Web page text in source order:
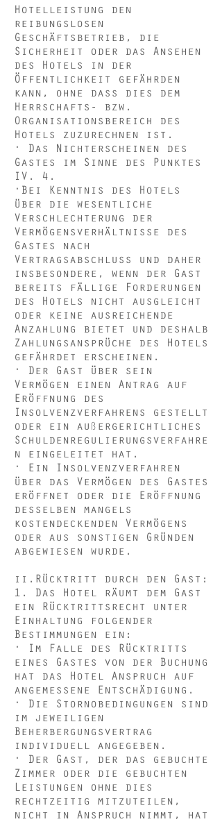
Hotelleistung den
reibungslosen
Geschäftsbetrieb, die
Sicherheit oder das Ansehen
des Hotels in der
Öffentlichkeit gefährden
kann, ohne dass dies dem
Herrschafts- bzw.
Organisationsbereich des
Hotels zuzurechnen ist.
· Das Nichterscheinen des
Gastes im Sinne des Punktes
IV.
4.
·Bei Kenntnis des Hotels
über die wesentliche
Verschlechterung der
Vermögensverhältnisse des
Gastes nach
Vertragsabschluss und daher
insbesondere, wenn der Gast
bereits fällige Forderungen
des Hotels nicht ausgleicht
oder keine ausreichende
Anzahlung bietet und deshalb
Zahlungsansprüche des Hotels
gefährdet erscheinen.
· Der Gast über sein
Vermögen einen Antrag auf
Eröffnung des
Insolvenzverfahrens gestellt
oder ein außergerichtliches
Schuldenregulierungsverfahre
n eingeleitet hat.
· Ein Insolvenzverfahren
über das Vermögen des Gastes
eröffnet oder die Eröffnung
desselben mangels
kostendeckenden Vermögens
oder aus sonstigen Gründen
abgewiesen wurde.
ii.Rücktritt durch den Gast:
1. Das Hotel räumt dem Gast
ein Rücktrittsrecht unter
Einhaltung folgender
Bestimmungen ein:
· Im Falle des Rücktritts
eines Gastes von der Buchung
hat das Hotel Anspruch auf
angemessene Entschädigung.
· Die Stornobedingungen sind
im jeweiligen
Beherbergungsvertrag
individuell angegeben.
· Der Gast, der das gebuchte
Zimmer oder die gebuchten
Leistungen ohne dies
rechtzeitig mitzuteilen,
nicht in Anspruch nimmt, hat